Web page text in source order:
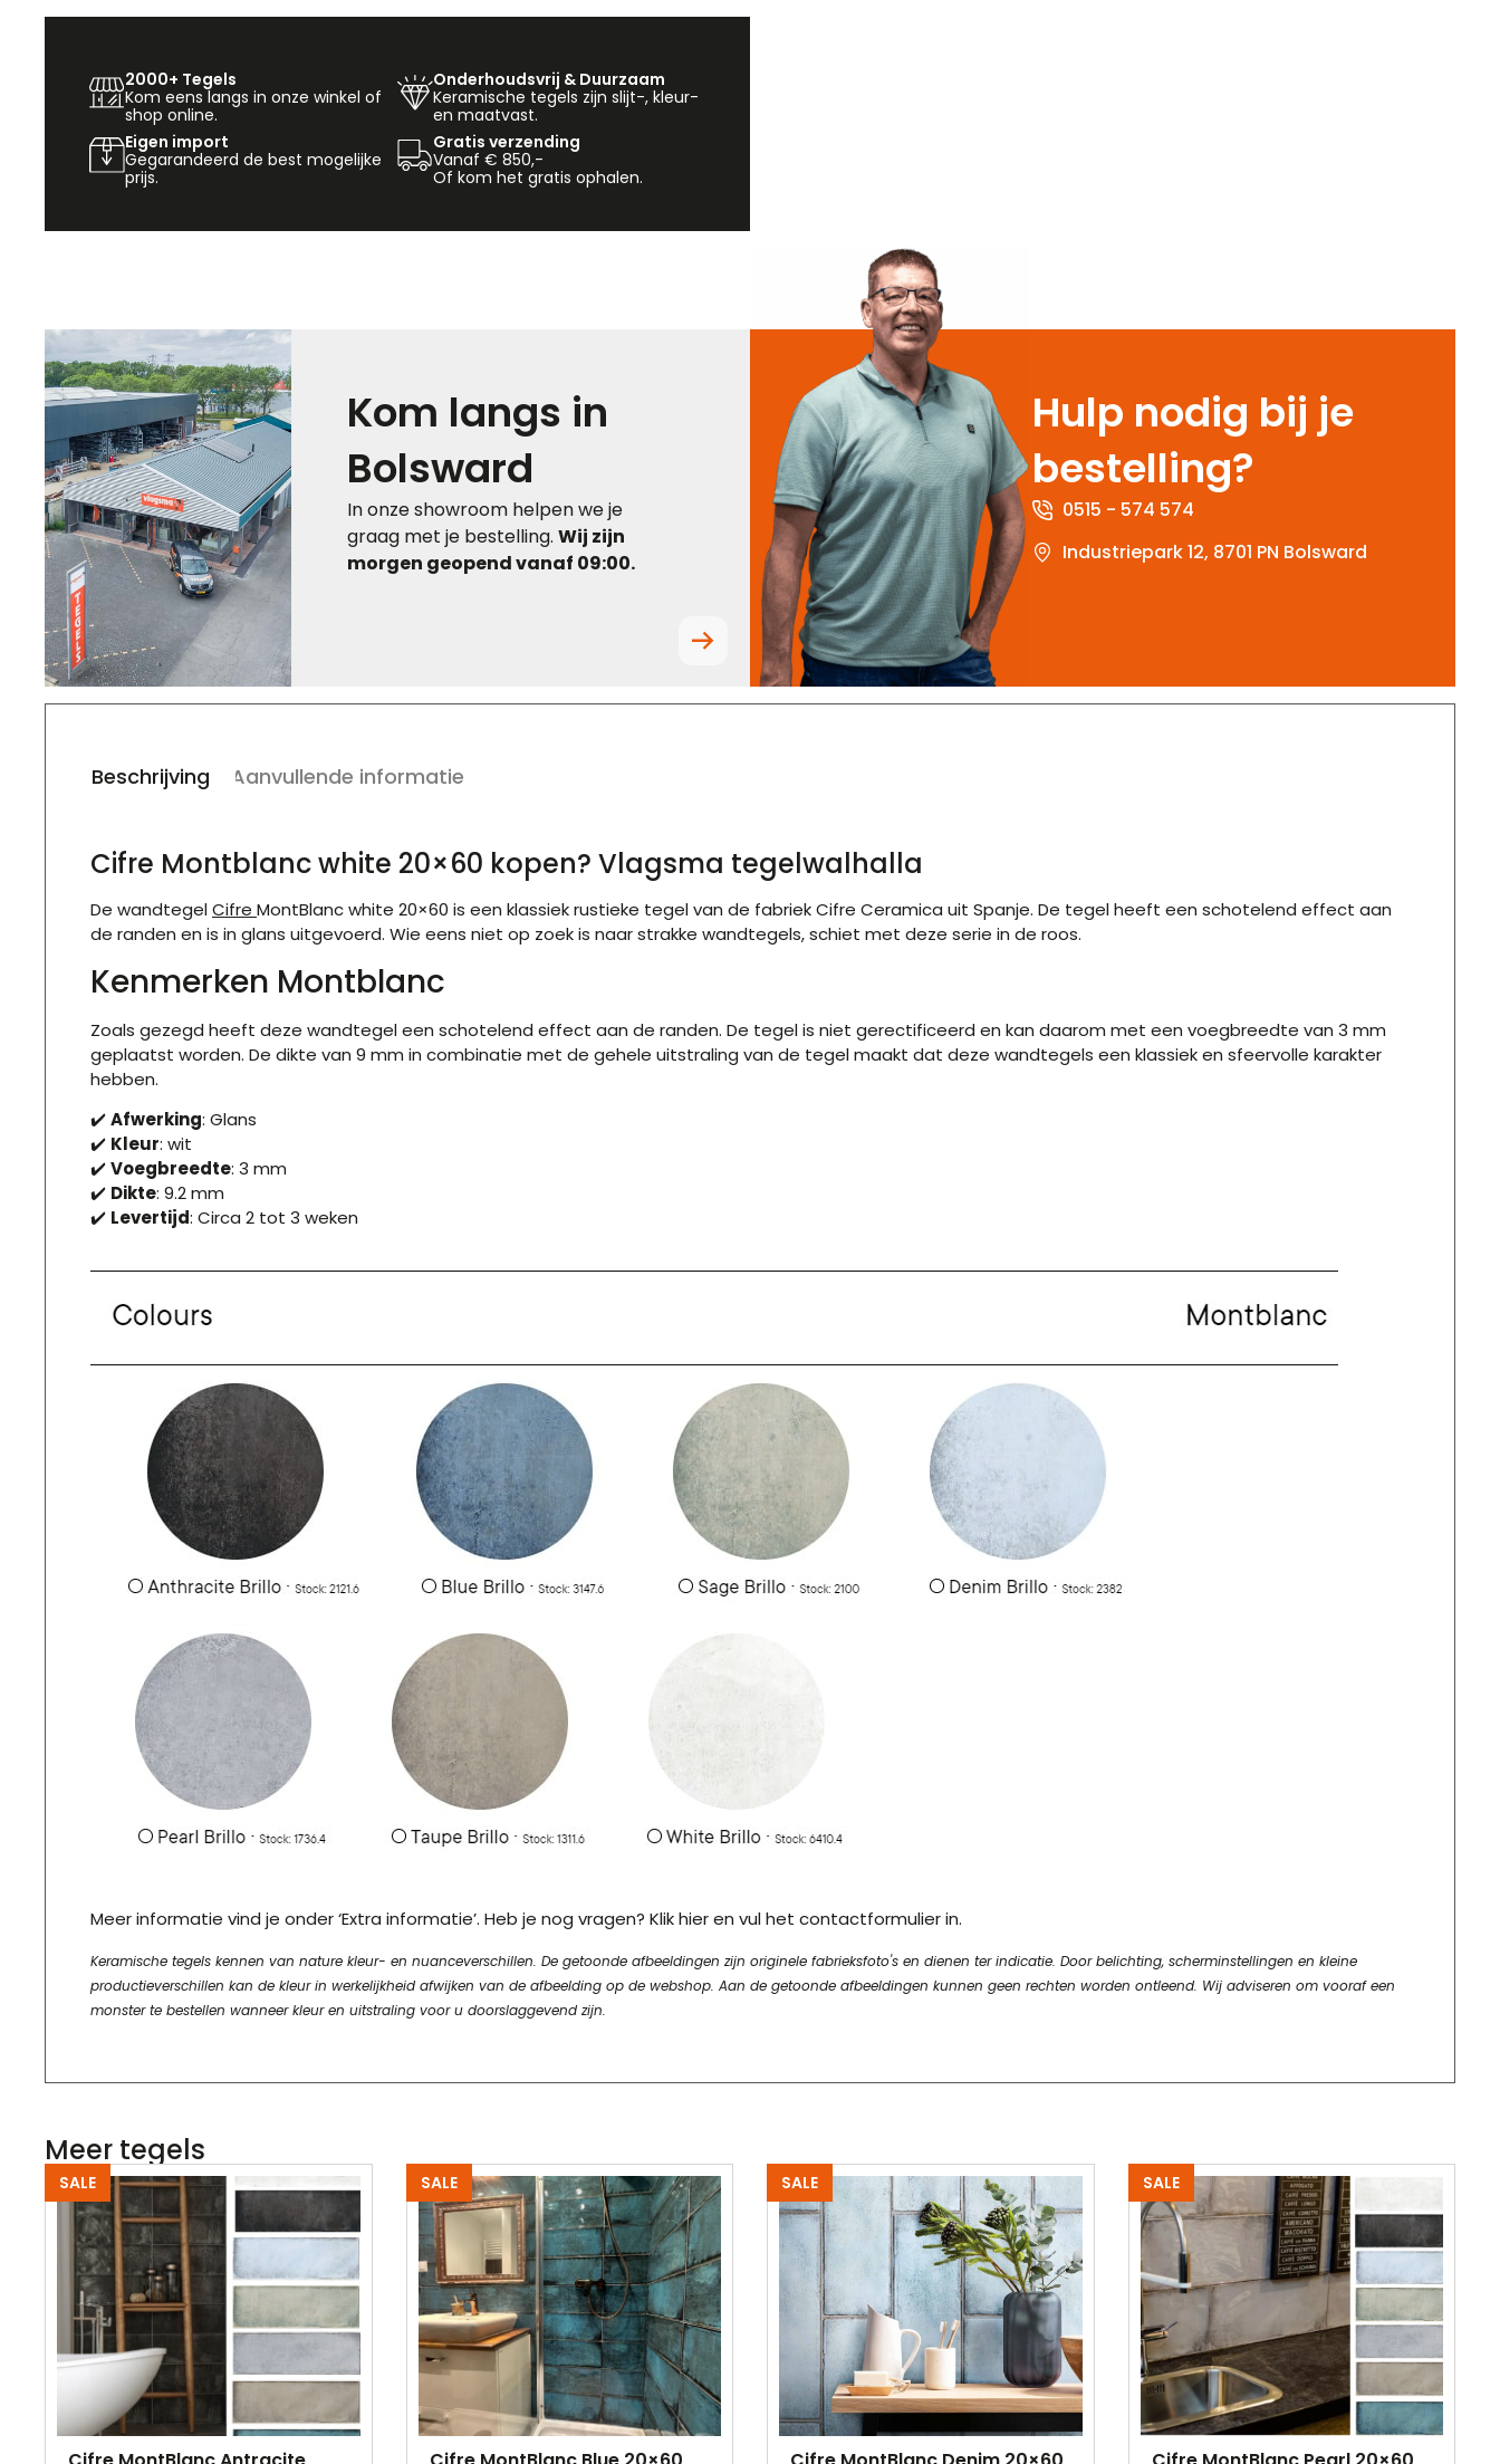
2000+ Tegels
Kom eens langs in onze winkel of
shop online.
Onderhoudsvrij & Duurzaam
Keramische tegels zijn slijt-, kleur-
en maatvast.
Eigen import
Gegarandeerd de best mogelijke
prijs.
Gratis verzending
Vanaf € 850,-
Of kom het gratis ophalen.
Kom langs in
Bolsward
In onze showroom helpen we je
graag met je bestelling.Wij zijn
morgen geopend vanaf 09:00.
Hulp nodig bij je
bestelling?
0515 - 574 574
Industriepark 12, 8701 PN Bolsward
Beschrijving Aanvullende informatie
Cifre Montblanc white 20×60 kopen? Vlagsma tegelwalhalla
De wandtegelCifre MontBlanc white 20×60 is een klassiek rustieke tegel van de fabriek Cifre Ceramica uit Spanje. De tegel heeft een schotelend effect aan
de randen en is in glans uitgevoerd. Wie eens niet op zoek is naar strakke wandtegels, schiet met deze serie in de roos.
Kenmerken Montblanc
Zoals gezegd heeft deze wandtegel een schotelend effect aan de randen. De tegel is niet gerectificeerd en kan daarom met een voegbreedte van 3 mm
geplaatst worden. De dikte van 9 mm in combinatie met de gehele uitstraling van de tegel maakt dat deze wandtegels een klassiek en sfeervolle karakter
hebben.
✔️Afwerking: Glans
✔️ Kleur: wit
✔️Voegbreedte: 3 mm
✔️ Dikte: 9.2 mm
✔️ Levertijd: Circa 2 tot 3 weken
Meer informatie vind je onder ‘Extra informatie’. Heb je nog vragen? Klik hieren vul het contactformulier in.
Keramische tegels kennen van nature kleur- en nuanceverschillen. De getoonde afbeeldingen zijn originele fabrieksfoto's en dienen ter indicatie. Door belichting, scherminstellingen en kleine
productieverschillen kan de kleur in werkelijkheid afwijken van de afbeelding op de webshop. Aan de getoonde afbeeldingen kunnen geen rechten worden ontleend. Wij adviseren om vooraf een
monster te bestellen wanneer kleur en uitstraling voor u doorslaggevend zijn.
Meer tegels
SALE SALE SALE SALE